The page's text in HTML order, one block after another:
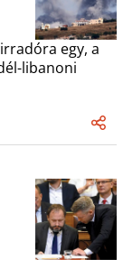
egy, a
libanoni